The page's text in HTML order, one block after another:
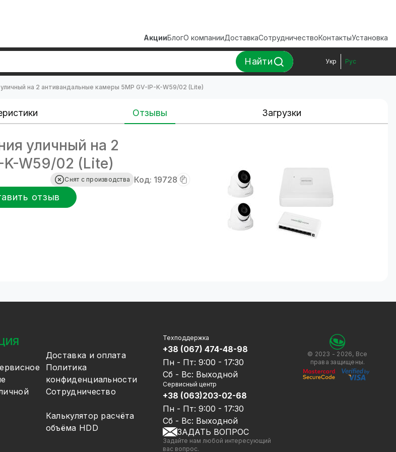
АкцииБлогО компанииДоставкаСотрудничествоКонтактыУстановка
Найти Укр Рус
на 2 антивандальные камеры 5MP GV-IP-K-W59/02 (Lite)
Отзывы Загрузки
уличный на 2
K-W59/02 (Lite)
Снят с производства
Код: 19728
отзыв
Доставка и оплата
Политика
конфиденциальности
Сотрудничество
Калькулятор расчёта
объёма HDD
Техподдержка
+38 (067) 474-48-98
Пн - Пт: 9:00 - 17:30
Сб - Вс: Выходной
Сервисный центр
+38 (063)203-02-68
Пн - Пт: 9:00 - 17:30
Сб - Вс: Выходной
ЗАДАТЬ ВОПРОС
Задайте нам любой интересующий
вас вопрос.
© 2023 - 2026, Все
права защищены.